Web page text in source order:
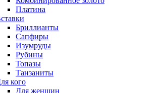
Платина
Бриллианты
Сапфиры
Изумруды
Рубины
Топазы
Танзаниты
кого
Для женщин